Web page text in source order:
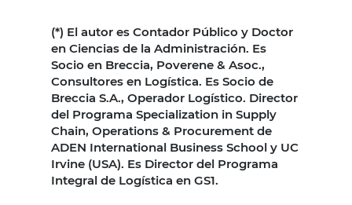
(*) El autor es Contador Público y Doctor
en Ciencias de la Administración. Es
Socio en Breccia, Poverene & Asoc.,
Consultores en Logística. Es Socio de
Breccia S.A., Operador Logístico. Director
del Programa Specialization in Supply
Chain, Operations & Procurement de
ADEN International Business School y UC
Irvine (USA). Es Director del Programa
Integral de Logística en GS1.